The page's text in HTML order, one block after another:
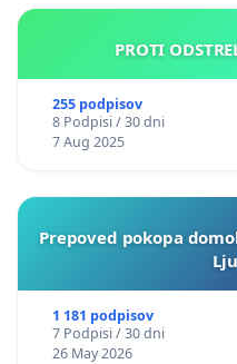
PROTI
255 podpisov
8 Podpisi / 30 dni
7 Aug 2025
Prepoved pokopa
1 181 podpisov
7 Podpisi / 30 dni
26 May 2026